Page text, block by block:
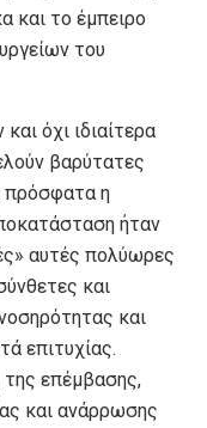
και το έμπειρο
του
όχι ιδιαίτερα
βαρύτατες
πρόσφατα η
ήταν
αυτές πολύωρες
και
και
επιτυχίας.
της επέμβασης,
και ανάρρωσης